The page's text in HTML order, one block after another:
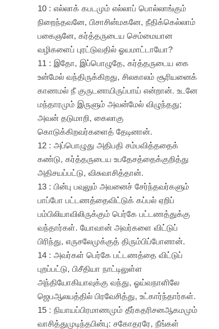
10 : எல்லாக் கபடமும் எல்லாப் பொல்லாங்கும்
நிறைந்தவனே, பிசாசின்மகனே, நீதிக்கெல்லாம்
பகைஞனே, கர்த்தருடைய செம்மையான
வழிகளைப் புரட்டுவதில் ஓயமாட்டாயோ?
11 : இதோ, இப்பொழுதே, கர்த்தருடைய கை
உன்மேல் வந்திருக்கிறது, சிலகாலம் சூரியனைக்
காணமல் நீ குருடனாயிருப்பாய் என்றான். உடனே
மந்தாரமும் இருளும் அவன்மேல் விழுந்தது;
அவன் தடுமாறி, கைலாகு
கொடுக்கிறவர்களைத் தேடினான்.
12 : அப்பொழுது அதிபதி சம்பவித்ததைக்
கண்டு, கர்த்தருடைய உபதேசத்தைக்குறித்து
அதிசயப்பட்டு, விசுவாசித்தான்.
13 : பின்பு பவுலும் அவனைச் சேர்ந்தவர்களும்
பாப்போ பட்டணத்தைவிட்டுக் கப்பல் ஏறிப்
பம்பிலியாவிலிருக்கும் பெர்கே பட்டணத்துக்கு
வந்தார்கள். யோவான் அவர்களை விட்டுப்
பிரிந்து, எருசலேமுக்குத் திரும்பிப்போனான்.
14 : அவர்கள் பெர்கே பட்டணத்தை விட்டுப்
புறப்பட்டு, பிசீதியா நாட்டிலுள்ள
அந்தியோகியாவுக்கு வந்து, ஓய்வநாளிலே
ஜெபஆலயத்தில் பிரவேசித்து, உட்கார்ந்தார்கள்.
15 : நியாயப்பிரமாணமும் தீர்கதரிசனஆகமமும்
வாசித்துமுடிந்தபின்பு: சகோதரரே, நீங்கள்